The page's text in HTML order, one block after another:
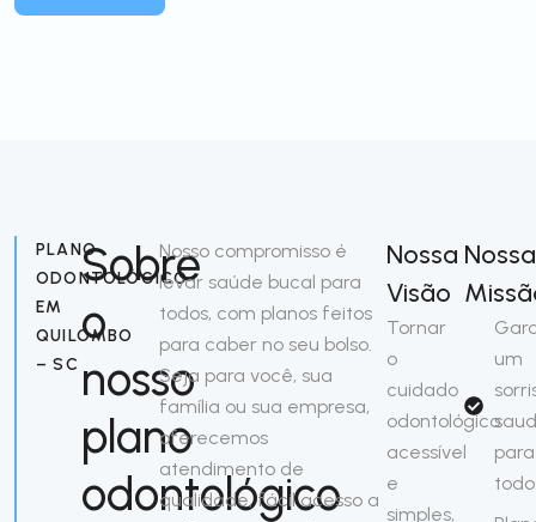
PLANO
ODONTOLÓGICO
EM
QUILOMBO
– SC
Sobre
o
nosso
plano
odontológico
Nosso compromisso é
levar saúde bucal para
todos, com planos feitos
para caber no seu bolso.
Seja para você, sua
família ou sua empresa,
oferecemos
atendimento de
qualidade, fácil acesso a
Nossa
Visão
Tornar
o
cuidado
odontológico
acessível
e
simples,
Nossa
um
para